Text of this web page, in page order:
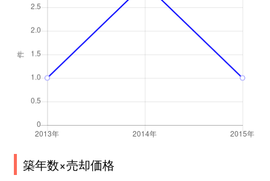
築年数×売却価格